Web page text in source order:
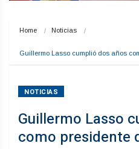
Home Noticias
Guillermo Lasso cumplió dos años
NOTICIAS
Guillermo Lasso
como presidente